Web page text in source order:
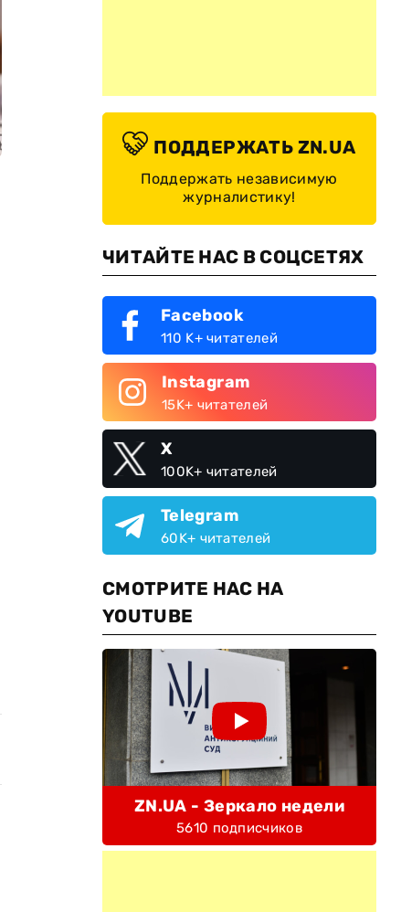
ПОДДЕРЖАТЬ ZN.UA
Поддержать независимую
журналистику!
ЧИТАЙТЕ НАС В СОЦСЕТЯХ
Facebook
110 K+ читателей
Instagram
15K+ читателей
X
100K+ читателей
Telegram
60K+ читателей
СМОТРИТЕ НАС НА
YOUTUBE
ZN.UA - Зеркало недели
5610 подписчиков